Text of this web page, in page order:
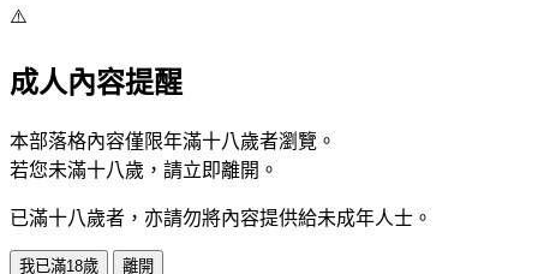
⚠️
成人內容提醒
本部落格內容僅限年滿十八歲者瀏覽。
若您未滿十八歲，請立即離開。
已滿十八歲者，亦請勿將內容提供給未成年人士。
我已滿18歲 離開